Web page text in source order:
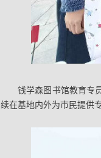
钱学森图书馆教育专
续在基地内外为市民提供